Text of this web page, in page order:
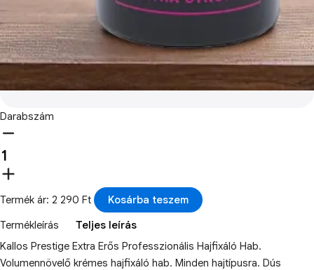
Darabszám
Termék ár: 2 290 Ft
Kosárba teszem
Termékleírás
Teljes leírás
Kallos Prestige Extra Erős Professzionális Hajfixáló Hab.
Volumennövelő krémes hajfixáló hab. Minden hajtípusra. Dús